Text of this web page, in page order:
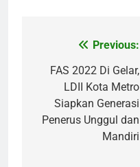
navigation
Previous:
FAS 2022 Di Gelar,
LDII Kota Metro
Siapkan Generasi
Penerus Unggul dan
Mandiri